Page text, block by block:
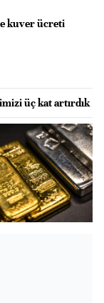
kuver ücreti
üç kat artırdık